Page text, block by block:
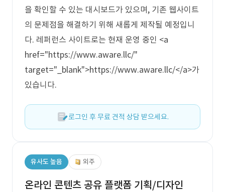
을 확인할 수 있는 대시보드가 있으며, 기존 웹사이트
의 문제점을 해결하기 위해 새롭게 제작될 예정입니
다. 레퍼런스 사이트로는 현재 운영 중인 <a
href="https://www.aware.llc/"
target="_blank">https://www.aware.llc/</a>가
있습니다.
로그인 후 무료 견적 상담 받으세요.
유사도 높음 외주
온라인 콘텐츠 공유 플랫폼 기획/디자인